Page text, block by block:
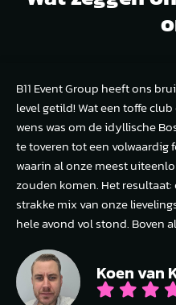
B11 Event Group heeft ons
level getild! Wat een toffe
wens was om de idyllische
te toveren tot een volwaardig
waarin al onze meest
zouden komen. Het
strakke mix van onze
hele avond vol stond. Boven
Koen van